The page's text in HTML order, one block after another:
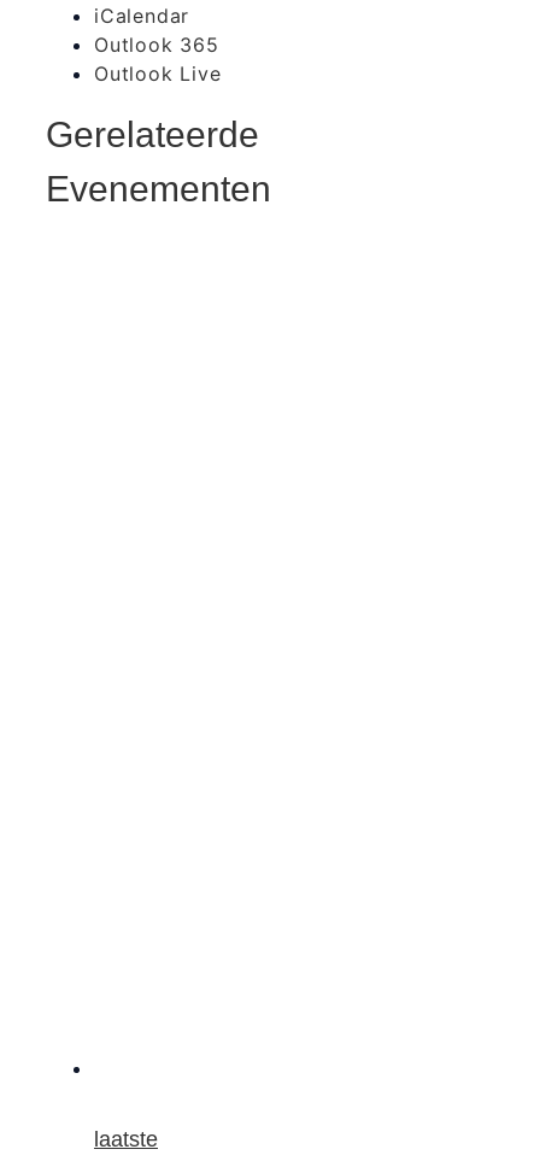
iCalendar
Outlook 365
Outlook Live
Gerelateerde
Evenementen
laatste